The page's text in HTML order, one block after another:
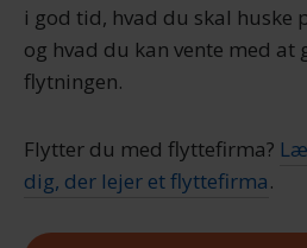
i god tid, hvad du skal huske
og hvad du kan vente med at
flytningen.
Flytter du med flyttefirma?
dig, der lejer et flyttefirma.